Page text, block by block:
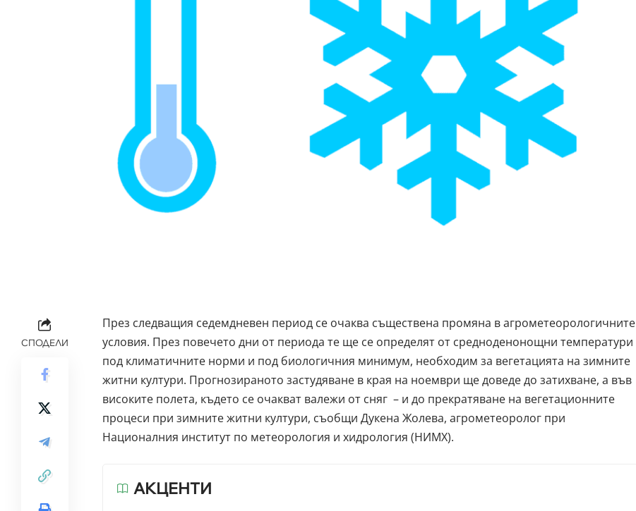
СПОДЕЛИ
През следващия седемдневен период се очаква съществена промяна в агрометеорологичните
условия. През повечето дни от периода те ще се определят от средноденонощни температури
под климатичните норми и под биологичния минимум, необходим за вегетацията на зимните
житни култури. Прогнозираното застудяване в края на ноември ще доведе до затихване, а във
високите полета, където се очакват валежи от сняг – и до прекратяване на вегетационните
процеси при зимните житни култури, съобщи Дукена Жолева, агрометеоролог при
Националния институт по метеорология и хидрология (НИМХ).
АКЦЕНТИ